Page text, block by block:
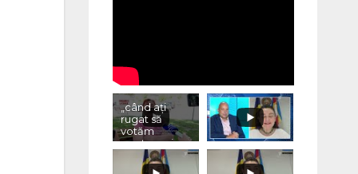
„când ați
rugat să
votăm
pentru voi,
ce ați
promis?"